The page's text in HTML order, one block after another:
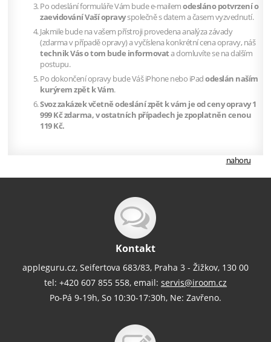
Po odeslání formuláře Vám bude e-mailemodesláno potvrzení o
zaevidování Vaší opravyspolečně s datem a časem vyzvednutí.
Jakmile bude na vašem přístroji provedena analýza závady
(zdarma v případě opravy) a vyčíslena konkrétní cena opravy, náš
technik Vás o tom bude informovata domluvíte se na dalším
postupu.
Po dokončení opravy bude Váš iPhone nebo iPadodeslán naším
kurýrem zpět k Vám.
Svoz zakázek včetně odeslání zpět k vám je od ceny opravy 1
999 Kč zdarma, v ostatních případech je zpoplatněn cenou
119 Kč.
nahoru
Kontakt
appleguru.cz, Seifertova 683/83, Praha 3 - Žižkov, 130 00
tel: +420 607 855 558, email: servis@iroom.cz
Po-Pá 9-19h, So 10:30-17:30h, Ne: Zavřeno.